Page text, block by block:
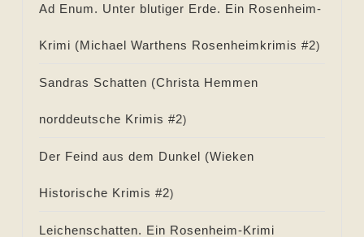
Ad Enum. Unter blutiger Erde. Ein Rosenheim-
Krimi (Michael Warthens Rosenheimkrimis #2)
Sandras Schatten (Christa Hemmen
norddeutsche Krimis #2)
Der Feind aus dem Dunkel (Wieken
Historische Krimis #2)
Leichenschatten. Ein Rosenheim-Krimi